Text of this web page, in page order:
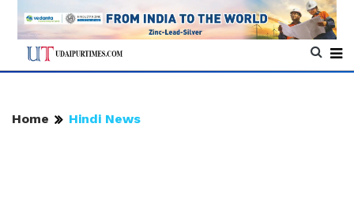
Home Hindi News